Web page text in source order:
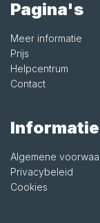
Pagina's
Meer informatie
Prijs
Helpcentrum
Contact
Informatie
Algemene
Privacybeleid
Cookies